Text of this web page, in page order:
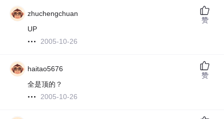
zhuchengchuan
UP
2005-10-26
赞
haitao5676
全是顶的？
2005-10-26
赞